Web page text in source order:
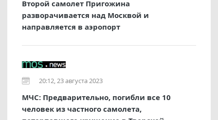
Второй самолет Пригожина
разворачивается над Москвой и
направляется в аэропорт
20:12, 23 августа 2023
МЧС: Предварительно, погибли все 10
человек из частного самолета,